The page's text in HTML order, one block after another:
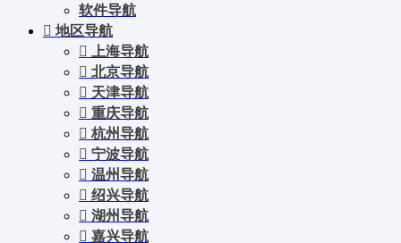
软件导航
地区导航
上海导航
北京导航
天津导航
重庆导航
杭州导航
宁波导航
温州导航
绍兴导航
湖州导航
嘉兴导航